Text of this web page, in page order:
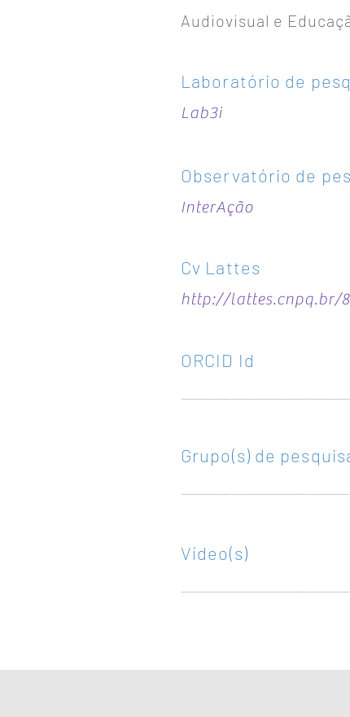
Audiovisual e
Laboratório de
Lab3i
Observatório de
InterAção
Cv Lattes
http://lattes.cnpq.br/
ORCID Id
Grupo(s) de
Vídeo(s)